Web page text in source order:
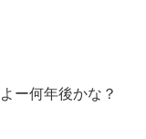
ー何年後かな？